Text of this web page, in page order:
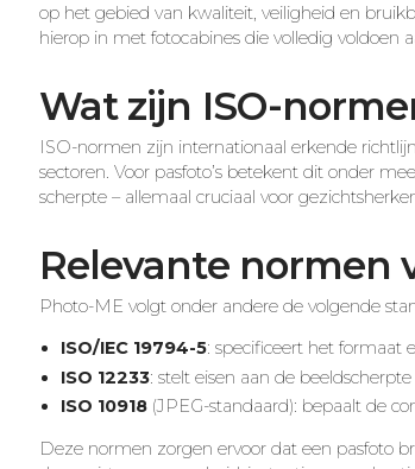
op het gebied van kwaliteit, veiligheid en
hierop in met fotocabines die volledig voldoen
Wat zijn ISO-
ISO-normen zijn internationaal erkende
sectoren. Voor pasfoto’s betekent dit onder
scherpte – allemaal cruciaal voor
Relevante normen
Photo-ME volgt onder andere de volgende
ISO/IEC 19794-5: specificeert het formaat
ISO 12233: stelt eisen aan de
ISO 10918 (JPEG-standaard): bepaalt de
Deze normen zorgen ervoor dat een pasfoto